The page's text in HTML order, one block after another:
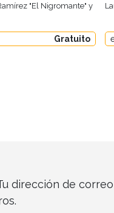
"El Nigromante" y
Gratuito
dirección de